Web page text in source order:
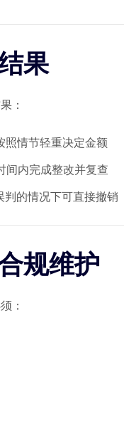
果
：
照情节轻重决定金额
间内完成整改并复查
判的情况下可直接撤销
规维护
：